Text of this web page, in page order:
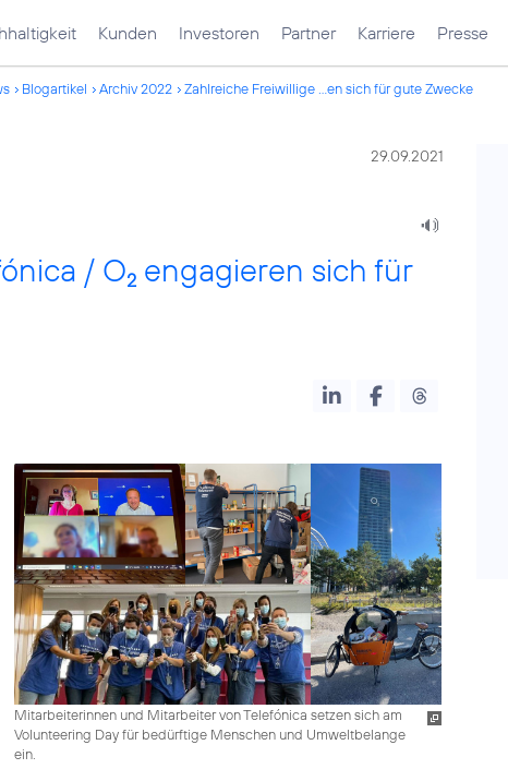
Kunden Investoren Partner Karriere Presse
Blogartikel Archiv 2022 Zahlreiche Freiwillige ...en sich für gute Zwecke
29.09.2021
/ O2 engagieren sich für
Mitarbeiterinnen und Mitarbeiter von Telefónica setzen sich am
Volunteering Day für bedürftige Menschen und Umweltbelange
ein.